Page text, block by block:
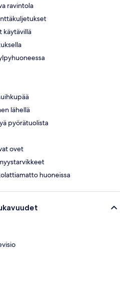
ravintola
käytävillä
lähellä
pyörätuolista
ovet
huoneissa